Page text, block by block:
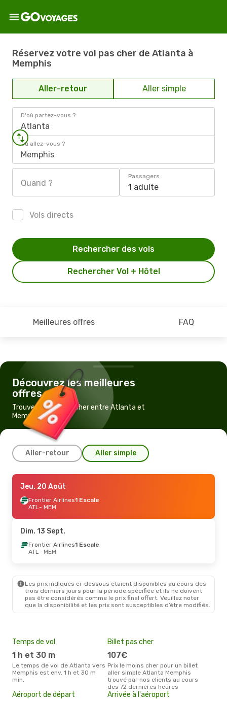
Réservez votre vol pas cher de Atlanta à
Memphis
Aller-retour Aller simple
D'où partez-vous ?
Atlanta
Où allez-vous ?
Memphis
Quand ?
Passagers
1 adulte
Vols directs
Rechercher Vol + Hôtel
Rechercher des vols
Meilleures offres FAQ
Découvrez les meilleures
offres
Trouvez un vol pas cher entre Atlanta et
Memphis
Aller-retour Aller simple
Jeu. 27 Août
Frontier Airlines1 Escale
ATL- MEM
MEM- ATL
Dim. 13 Sept.- Lun. 21 Sept.
- ATL
Jeu. 20 Août
Frontier Airlines1 Escale
ATL- MEM
Dim. 13 Sept.
Frontier Airlines1 Escale
ATL- MEM
Les prix indiqués ci-dessous étaient disponibles au cours des
trois derniers jours pour la période spécifiée et ils ne doivent
pas être considérés comme le prix final offert. Veuillez noter
que la disponibilité et les prix sont susceptibles d’être modifiés.
Temps de vol
1 h et 30 m
Le temps de vol de Atlanta vers
Memphis est env. 1 h et 30 m
min.
Billet pas cher
107€
Prix le moins cher pour un billet
aller simple Atlanta Memphis
trouvé par nos clients au cours
des 72 dernières heures
Aéroport de départ Arrivée à l'aéroport